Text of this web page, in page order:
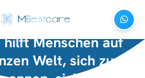
Menschen auf
Welt, sich zu